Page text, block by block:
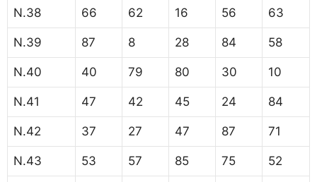
N.38 66 62 16 56 63
N.39 87 8 28 84 58
N.40 40 79 80 30 10
N.41 47 42 45 24 84
N.42 37 27 47 87 71
N.43 53 57 85 75 52